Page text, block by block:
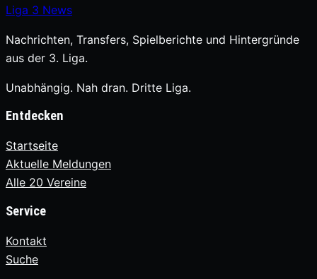
Liga 3 News
Nachrichten, Transfers, Spielberichte und Hintergründe
aus der 3. Liga.
Unabhängig. Nah dran. Dritte Liga.
Entdecken
Startseite
Aktuelle Meldungen
Alle 20 Vereine
Service
Kontakt
Suche